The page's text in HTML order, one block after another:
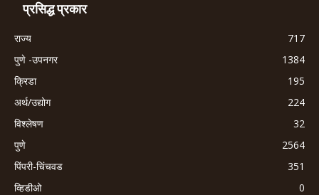
प्रसिद्ध प्रकार
राज्य
717
पुणे -उपनगर
1384
क्रिडा
195
अर्थ/उद्योग
224
विश्लेषण
32
पुणे
2564
पिंपरी-चिंचवड
351
व्हिडीओ
0